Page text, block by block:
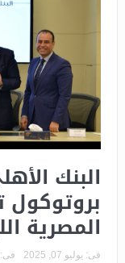
البنك
بروتوكول
المصرية
فى: يوليو 07, 2025 فى: